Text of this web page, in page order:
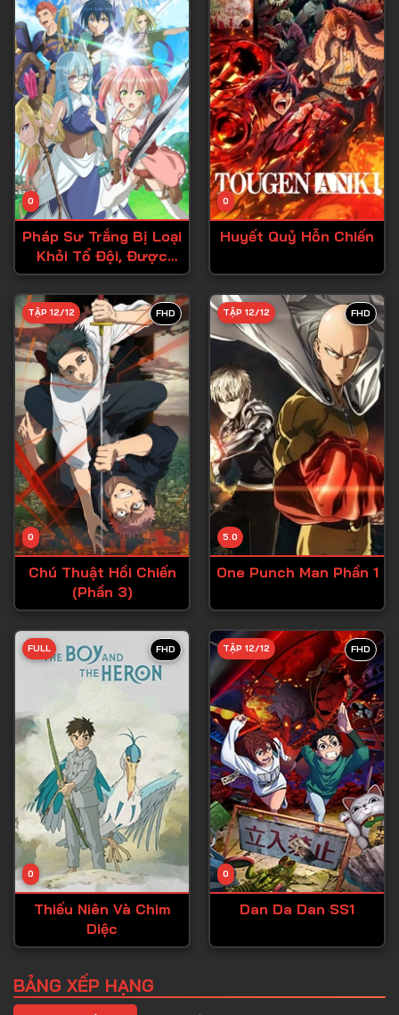
Tập 19
Tập 20
Tập 21
Tập 22
Tập 23
Tập 24
Tập 25
Tập 26
Tập 29
Tập 30
Tập 31
Tập 32
Tập 33
Tập 34
Tập 35
Tập 36
Tập 37
Tập 39
Tập 40
Tập 41
Tập 42
Tập 43
Tập 44
Tập 45
Tập 46
Tập 47
Tập 49
0
Pháp Sư Trắng Bị Loại
Khỏi Tổ Đội, Được
Mạo Hiểm Giả Cấp S
Đón Nhận
0
Huyết Quỷ Hỗn Chiến
FHD
0
TẬP 12/12
Chú Thuật Hồi Chiến
(Phần 3)
FHD
5.0
TẬP 12/12
One Punch Man Phần 1
FHD
0
FULL
Thiếu Niên Và Chim
Diệc
FHD
0
TẬP 12/12
Dan Da Dan SS1
BẢNG XẾP HẠNG